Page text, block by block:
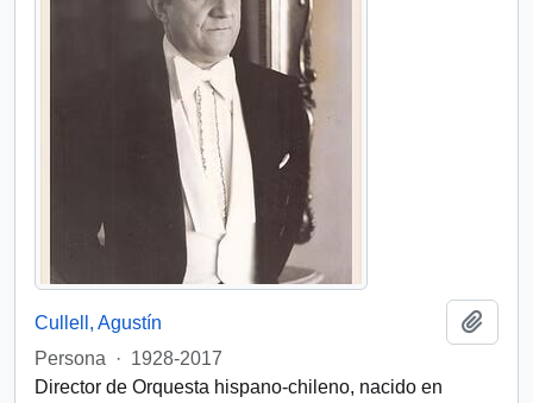
Cullell, Agustín
Persona
· 1928-2017
Director de Orquesta hispano-chileno, nacido en